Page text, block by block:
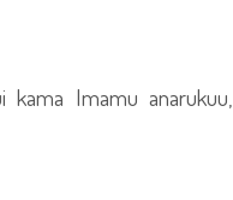
kama Imamu anarukuu,